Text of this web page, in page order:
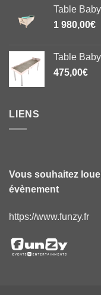
Table
1 980,00€
Table
475,00€
LIENS
Vous souhaitez
évènement
https://www.funzy.fr